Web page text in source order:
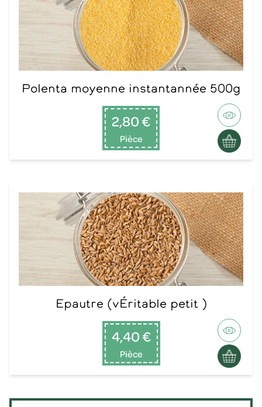
Polenta moyenne instantannée 500g
2,80 €
Pièce
Epautre (vÉritable petit )
4,40 €
Pièce